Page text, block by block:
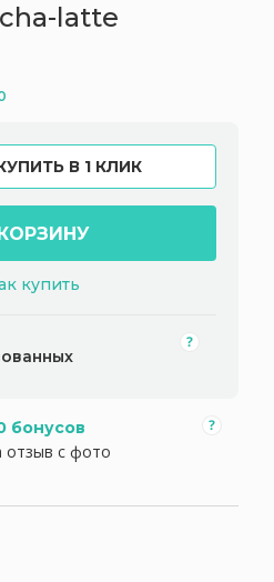
latte
В 1 КЛИК
купить
бонусов
отзыв с фото